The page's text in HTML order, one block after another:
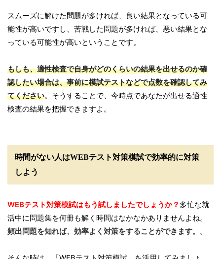
スムーズに解けた問題が多ければ、良い結果となっている可
能性が高いですし、苦戦した問題が多ければ、悪い結果とな
っている可能性が高いということです。
もしも、適性検査で自身がどのくらいの結果を出せるのか確
認したい場合は、事前に模試テストなどで点数を確認してみ
てください。そうすることで、今時点であなたが出せる適性
検査の結果を把握できますよ。
時間がない人はWEBテスト対策模試で効率的に対策
しよう
WEBテスト対策模試はもう試しましたでしょうか？ 多忙な就
活中に問題集を何冊も解く時間はなかなかありませんよね。
頻出問題を知れば、効率よく対策をすることができます。 。